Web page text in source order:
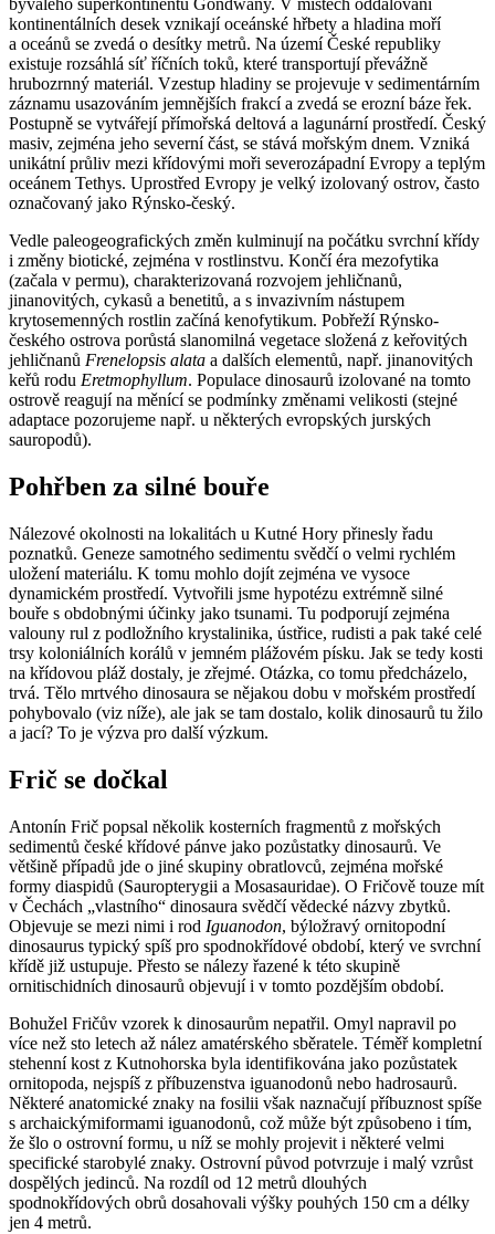
bývalého superkontinentu Gondwany. V místech oddalování
kontinentálních desek vznikají oceánské hřbety a hladina moří
a oceánů se zvedá o desítky metrů. Na území České republiky
existuje rozsáhlá síť říčních toků, které transportují převážně
hrubozrnný materiál. Vzestup hladiny se projevuje v sedimentárním
záznamu usazováním jemnějších frakcí a zvedá se erozní báze řek.
Postupně se vytvářejí přímořská deltová a lagunární prostředí. Český
masiv, zejména jeho severní část, se stává mořským dnem. Vzniká
unikátní průliv mezi křídovými moři severozápadní Evropy a teplým
oceánem Tethys. Uprostřed Evropy je velký izolovaný ostrov, často
označovaný jako Rýnsko-český.
Vedle paleogeografických změn kulminují na počátku svrchní křídy
i změny biotické, zejména v rostlinstvu. Končí éra mezofytika
(začala v permu), charakterizovaná rozvojem jehličnanů,
jinanovitých, cykasů a benetitů, a s invazivním nástupem
krytosemenných rostlin začíná kenofytikum. Pobřeží Rýnsko-
českého ostrova porůstá slanomilná vegetace složená z keřovitých
jehličnanů Frenelopsis alata a dalších elementů, např. jinanovitých
keřů rodu Eretmophyllum. Populace dinosaurů izolované na tomto
ostrově reagují na měnící se podmínky změnami velikosti (stejné
adaptace pozorujeme např. u některých evropských jurských
sauropodů).
Pohřben za silné bouře
Nálezové okolnosti na lokalitách u Kutné Hory přinesly řadu
poznatků. Geneze samotného sedimentu svědčí o velmi rychlém
uložení materiálu. K tomu mohlo dojít zejména ve vysoce
dynamickém prostředí. Vytvořili jsme hypotézu extrémně silné
bouře s obdobnými účinky jako tsunami. Tu podporují zejména
valouny rul z podložního krystalinika, ústřice, rudisti a pak také celé
trsy koloniálních korálů v jemném plážovém písku. Jak se tedy kosti
na křídovou pláž dostaly, je zřejmé. Otázka, co tomu předcházelo,
trvá. Tělo mrtvého dinosaura se nějakou dobu v mořském prostředí
pohybovalo (viz níže), ale jak se tam dostalo, kolik dinosaurů tu žilo
a jací? To je výzva pro další výzkum.
Frič se dočkal
Antonín Frič popsal několik kosterních fragmentů z mořských
sedimentů české křídové pánve jako pozůstatky dinosaurů. Ve
většině případů jde o jiné skupiny obratlovců, zejména mořské
formy diaspidů (Sauropterygii a Mosasauridae). O Fričově touze mít
v Čechách „vlastního“ dinosaura svědčí vědecké názvy zbytků.
Objevuje se mezi nimi i rod Iguanodon, býložravý ornitopodní
dinosaurus typický spíš pro spodnokřídové období, který ve svrchní
křídě již ustupuje. Přesto se nálezy řazené k této skupině
ornitischidních dinosaurů objevují i v tomto pozdějším období.
Bohužel Fričův vzorek k dinosaurům nepatřil. Omyl napravil po
více než sto letech až nález amatérského sběratele. Téměř kompletní
stehenní kost z Kutnohorska byla identifikována jako pozůstatek
ornitopoda, nejspíš z příbuzenstva iguanodonů nebo hadrosaurů.
Některé anatomické znaky na fosilii však naznačují příbuznost spíše
s archaickýmiformami iguanodonů, což může být způsobeno i tím,
že šlo o ostrovní formu, u níž se mohly projevit i některé velmi
specifické starobylé znaky. Ostrovní původ potvrzuje i malý vzrůst
dospělých jedinců. Na rozdíl od 12 metrů dlouhých
spodnokřídových obrů dosahovali výšky pouhých 150 cm a délky
jen 4 metrů.